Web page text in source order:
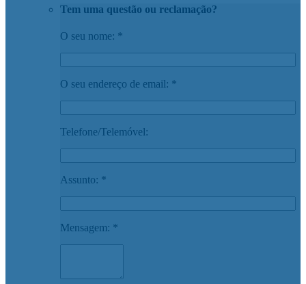
Tem uma questão ou reclamação?
O seu nome: *
O seu endereço de email: *
Telefone/Telemóvel:
Assunto: *
Mensagem: *